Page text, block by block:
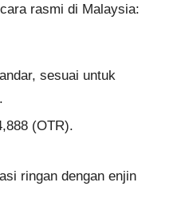
rasmi di Malaysia:
sesuai untuk
(OTR).
ringan dengan enjin